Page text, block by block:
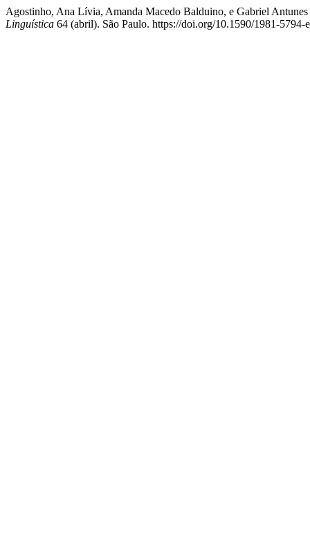
Agostinho, Ana Lívia, Amanda Macedo Balduino, e Gabriel
Linguística 64 (abril). São Paulo. https://doi.org/10.1590/1981-5794-